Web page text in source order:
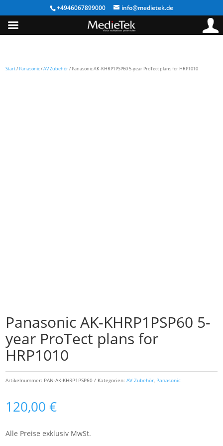
+4946067899000 info@medietek.de
Start/ Panasonic/AV Zubehör/ Panasonic AK-KHRP1PSP60 5-year ProTect plans for HRP1010
Panasonic AK-KHRP1PSP60 5-
year ProTect plans for
HRP1010
Artikelnummer: PAN-AK-KHRP1PSP60 Kategorien:AV Zubehör Panasonic
120,00€
Alle Preise exklusiv MwSt.